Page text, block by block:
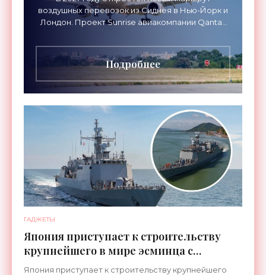
воздушных перевозок из Сиднея в Нью-Йорк и
Лондон. Проект Sunrise авиакомпании Qantas
длительностью до 24
Подробнее
ГАДЖЕТЫ
Япония приступает к строительству
крупнейшего в мире эсминца с
системой ПРО AEGIS - «Оружие»
Япония приступает к строительству крупнейшего